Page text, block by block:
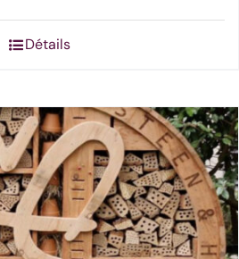
Détails